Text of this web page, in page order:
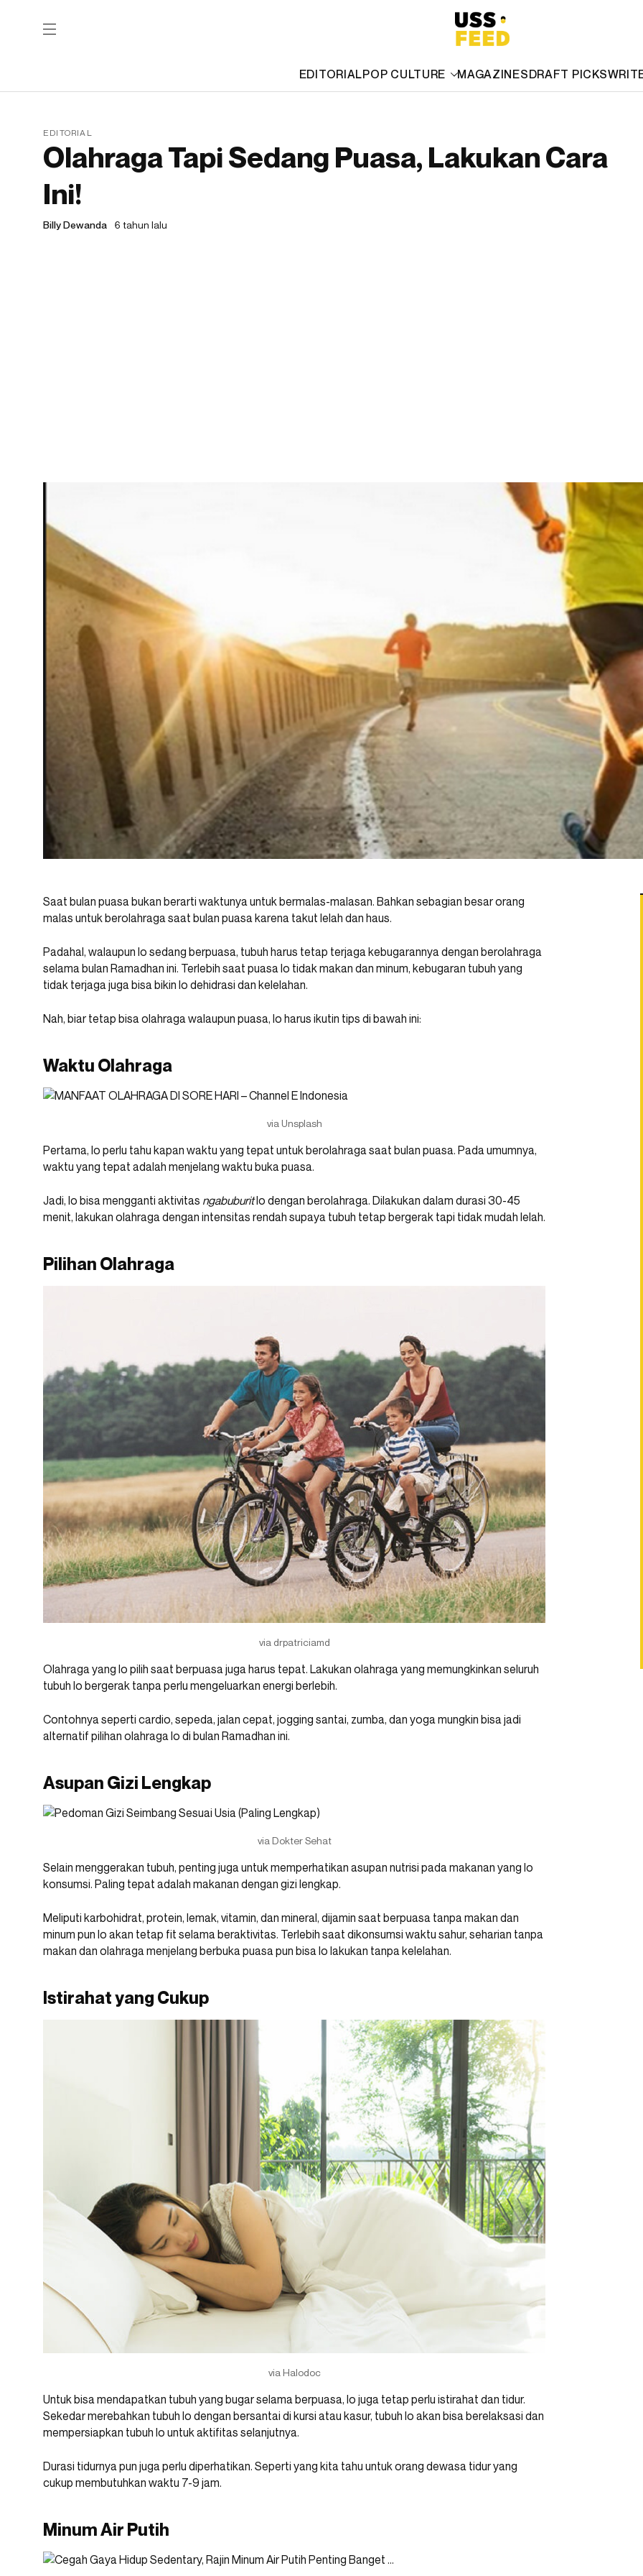
EDITORIALPOP CULTURE MAGAZINESDRAFT PICKS
EDITORIAL
Olahraga Tapi Sedang Puasa, Lakukan Cara
Ini!
Billy Dewanda 6 tahun lalu
Saat bulan puasa bukan berarti waktunya untuk bermalas-malasan. Bahkan sebagian besar orang
malas untuk berolahraga saat bulan puasa karena takut lelah dan haus.
Padahal, walaupun lo sedang berpuasa, tubuh harus tetap terjaga kebugarannya dengan berolahraga
selama bulan Ramadhan ini. Terlebih saat puasa lo tidak makan dan minum, kebugaran tubuh yang
tidak terjaga juga bisa bikin lo dehidrasi dan kelelahan.
Nah, biar tetap bisa olahraga walaupun puasa, lo harus ikutin tips di bawah ini:
Waktu Olahraga
via Unsplash
Pertama, lo perlu tahu kapan waktu yang tepat untuk berolahraga saat bulan puasa. Pada umumnya,
waktu yang tepat adalah menjelang waktu buka puasa.
Jadi, lo bisa mengganti aktivitas ngabuburitlo dengan berolahraga. Dilakukan dalam durasi 30-45
menit, lakukan olahraga dengan intensitas rendah supaya tubuh tetap bergerak tapi tidak mudah lelah.
Pilihan Olahraga
via drpatriciamd
Olahraga yang lo pilih saat berpuasa juga harus tepat. Lakukan olahraga yang memungkinkan seluruh
tubuh lo bergerak tanpa perlu mengeluarkan energi berlebih.
Contohnya seperti cardio, sepeda, jalan cepat, jogging santai, zumba, dan yoga mungkin bisa jadi
alternatif pilihan olahraga lo di bulan Ramadhan ini.
Asupan Gizi Lengkap
via Dokter Sehat
Selain menggerakan tubuh, penting juga untuk memperhatikan asupan nutrisi pada makanan yang lo
konsumsi. Paling tepat adalah makanan dengan gizi lengkap.
Meliputi karbohidrat, protein, lemak, vitamin, dan mineral, dijamin saat berpuasa tanpa makan dan
minum pun lo akan tetap fit selama beraktivitas. Terlebih saat dikonsumsi waktu sahur, seharian tanpa
makan dan olahraga menjelang berbuka puasa pun bisa lo lakukan tanpa kelelahan.
Istirahat yang Cukup
via Halodoc
Untuk bisa mendapatkan tubuh yang bugar selama berpuasa, lo juga tetap perlu istirahat dan tidur.
Sekedar merebahkan tubuh lo dengan bersantai di kursi atau kasur, tubuh lo akan bisa berelaksasi dan
mempersiapkan tubuh lo untuk aktifitas selanjutnya.
Durasi tidurnya pun juga perlu diperhatikan. Seperti yang kita tahu untuk orang dewasa tidur yang
cukup membutuhkan waktu 7-9 jam.
Minum Air Putih